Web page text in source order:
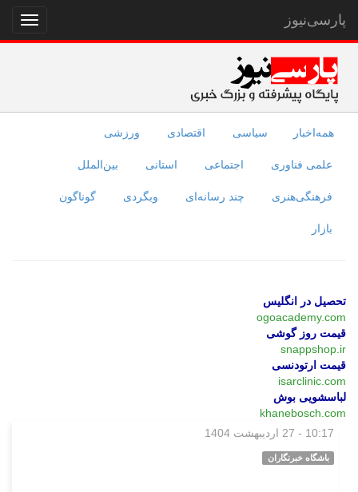
نمایش
منو
پارسی‌نیوز
همه‌اخبار سیاسی اقتصادی ورزشی
علمی فناوری اجتماعی استانی بین‌الملل
فرهنگی‌هنری چند رسانه‌ای وبگردی گوناگون
بازار
تحصیل در انگلیس
ogoacademy.com
قیمت روز گوشی
snappshop.ir
قیمت ارتودنسی
isarclinic.com
لباسشویی بوش
khanebosch.com
10:17 - 27 اردیبهشت 1404
باشگاه خبرنگاران